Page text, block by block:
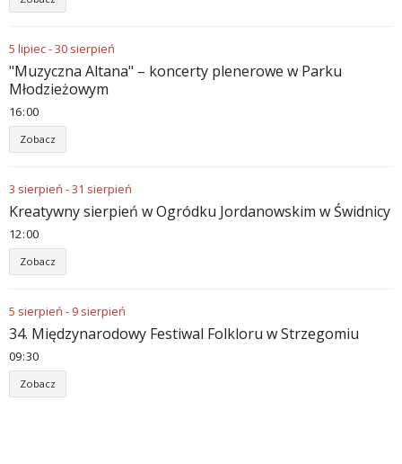
5 lipiec-30 sierpień
"Muzyczna Altana" – koncerty plenerowe w Parku
Młodzieżowym
16:00
Zobacz
3 sierpień -31 sierpień
Kreatywny sierpień w Ogródku Jordanowskim w Świdnicy
12:00
Zobacz
5 sierpień - 9 sierpień
34. Międzynarodowy Festiwal Folkloru w Strzegomiu
09:30
Zobacz